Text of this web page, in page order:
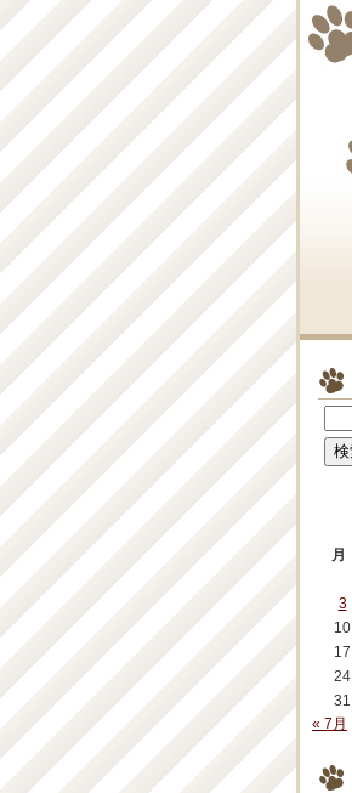
月
3
10
17
24
31
« 7月